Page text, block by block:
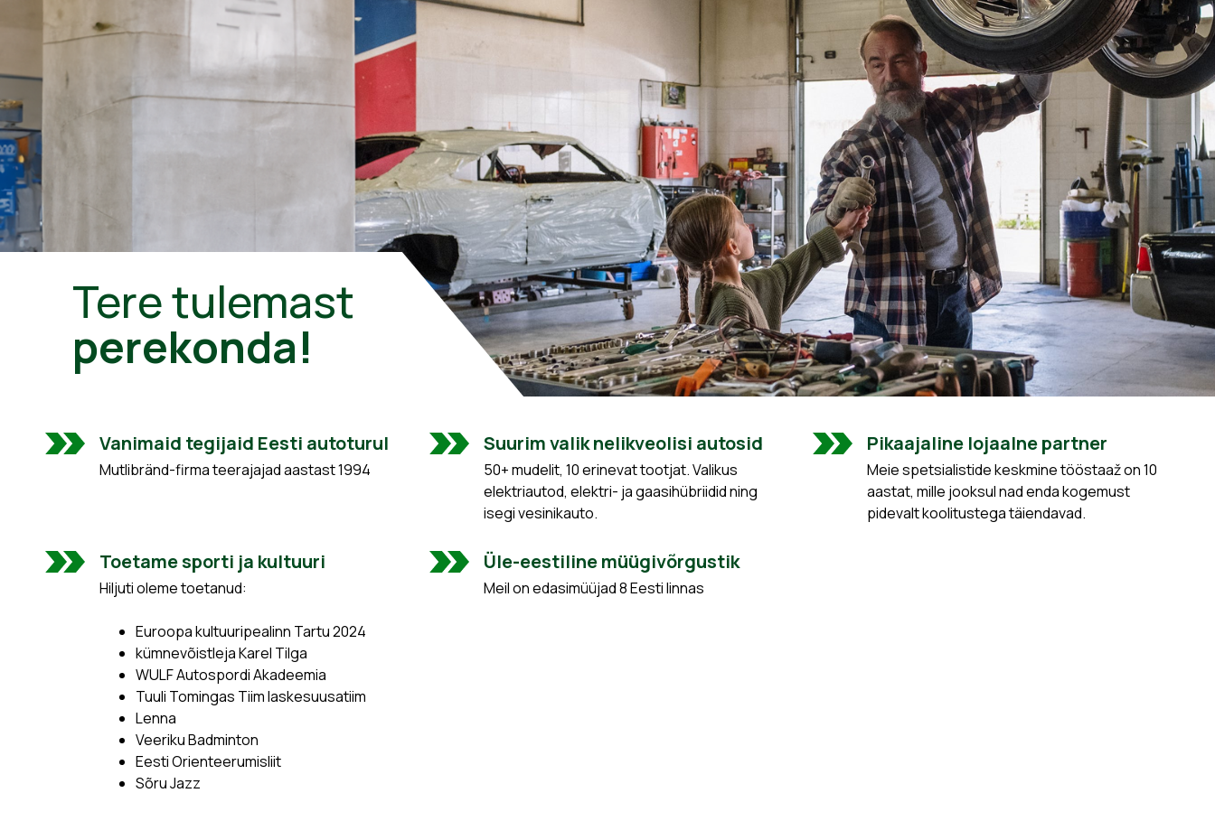
Tere tulemast
perekonda!
Vanimaid tegijaid Eesti autoturul
Mutlibränd-firma teerajajad aastast 1994
Suurim valik nelikveolisi autosid
50+ mudelit, 10 erinevat tootjat. Valikus
elektriautod, elektri- ja gaasihübriidid ning
isegi vesinikauto.
Pikaajaline lojaalne partner
Meie spetsialistide keskmine tööstaaž on 10
aastat, mille jooksul nad enda kogemust
pidevalt koolitustega täiendavad.
Toetame sporti ja kultuuri
Hiljuti oleme toetanud:
Euroopa kultuuripealinn Tartu 2024
kümnevõistleja Karel Tilga
WULF Autospordi Akadeemia
Tuuli Tomingas Tiim laskesuusatiim
Lenna
Veeriku Badminton
Eesti Orienteerumisliit
Sõru Jazz
Üle-eestiline müügivõrgustik
Meil on edasimüüjad 8 Eesti linnas